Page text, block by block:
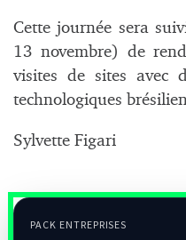
Cette journée sera
13 novembre) de
visites de sites avec
technologiques
Sylvette Figari
PACK ENTREPRISES